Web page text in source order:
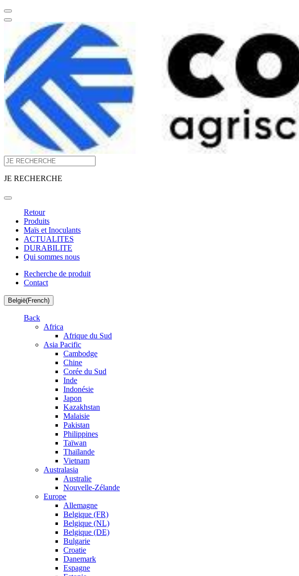
JE RECHERCHE
Retour
Produits
Maïs et Inoculants
ACTUALITES
DURABILITE
Qui sommes nous
Recherche de produit
Contact
België(French)
Back
Africa
Afrique du Sud
Asia Pacific
Cambodge
Chine
Corée du Sud
Inde
Indonésie
Japon
Kazakhstan
Malaisie
Pakistan
Philippines
Taïwan
Thaïlande
Vietnam
Australasia
Australie
Nouvelle-Zélande
Europe
Allemagne
Belgique (FR)
Belgique (NL)
Belgique (DE)
Bulgarie
Croatie
Danemark
Espagne